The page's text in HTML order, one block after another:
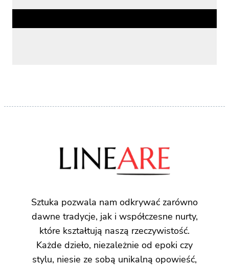
Sztuka pozwala nam odkrywać zarówno
dawne tradycje, jak i współczesne nurty,
które kształtują naszą rzeczywistość.
Każde dzieło, niezależnie od epoki czy
stylu, niesie ze sobą unikalną opowieść,